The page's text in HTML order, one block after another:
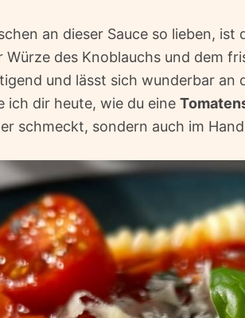
an dieser Sauce so lieben,
Würze des Knoblauchs und dem
und lässt sich wunderbar an
ich dir heute, wie du eine
schmeckt, sondern auch im